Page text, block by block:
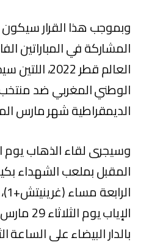
وبموجب هذا القرار سيكون
المشاركة في المباراتين
العالم قطر
الوطني المغربي ضد
الديمقراطية شهر مارس
المقبل بملعب الشهداء
الإياب
بالدار البيضاء على